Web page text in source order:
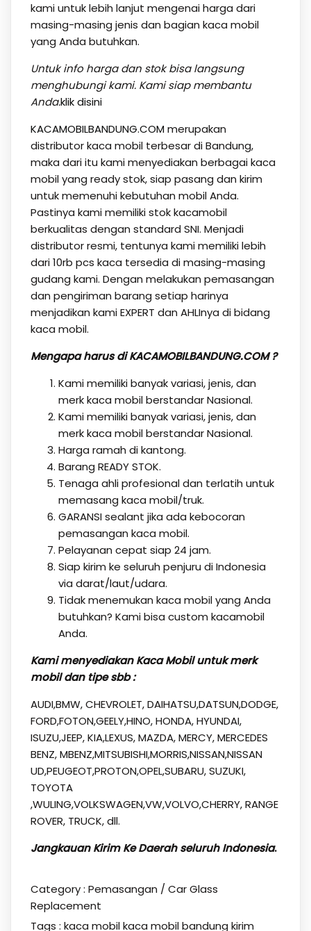
kami untuk lebih lanjut mengenai harga dari
masing-masing jenis dan bagian kaca mobil
yang Anda butuhkan.
Untuk info harga dan stok bisa langsung
menghubungi kami. Kami siap membantu
Anda.klik disini
KACAMOBILBANDUNG.COM merupakan
distributor kaca mobil terbesar di Bandung,
maka dari itu kami menyediakan berbagai kaca
mobil yang ready stok, siap pasang dan kirim
untuk memenuhi kebutuhan mobil Anda.
Pastinya kami memiliki stok kacamobil
berkualitas dengan standard SNI. Menjadi
distributor resmi, tentunya kami memiliki lebih
dari 10rb pcs kaca tersedia di masing-masing
gudang kami. Dengan melakukan pemasangan
dan pengiriman barang setiap harinya
menjadikan kami EXPERT dan AHLInya di bidang
kaca mobil.
Mengapa harus di KACAMOBILBANDUNG.COM ?
Kami memiliki banyak variasi, jenis, dan
merk kaca mobil berstandar Nasional.
Kami memiliki banyak variasi, jenis, dan
merk kaca mobil berstandar Nasional.
Harga ramah di kantong.
Barang READY STOK.
Tenaga ahli profesional dan terlatih untuk
memasang kaca mobil/truk.
GARANSI sealant jika ada kebocoran
pemasangan kaca mobil.
Pelayanan cepat siap 24 jam.
Siap kirim ke seluruh penjuru di Indonesia
via darat/laut/udara.
Tidak menemukan kaca mobil yang Anda
butuhkan? Kami bisa custom kacamobil
Anda.
Kami menyediakan Kaca Mobil untuk merk
mobil dan tipe sbb :
AUDI,BMW, CHEVROLET, DAIHATSU,DATSUN,DODGE,
FORD,FOTON,GEELY,HINO, HONDA, HYUNDAI,
ISUZU,JEEP, KIA,LEXUS, MAZDA, MERCY, MERCEDES
BENZ, MBENZ,MITSUBISHI,MORRIS,NISSAN,NISSAN
UD,PEUGEOT,PROTON,OPEL,SUBARU, SUZUKI,
TOYOTA
,WULING,VOLKSWAGEN,VW,VOLVO,CHERRY, RANGE
ROVER, TRUCK, dll.
Jangkauan Kirim Ke Daerah seluruh Indonesia.
Category : Pemasangan / Car Glass
Replacement
Tags : kaca mobilkaca mobil bandung kirim